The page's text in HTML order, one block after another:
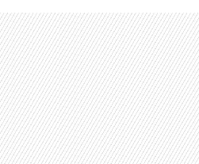
Skip to main content